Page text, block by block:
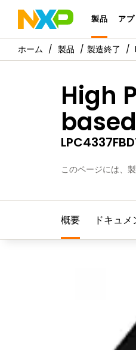
製品 ア
製品 製造終了
High
このページには、
概要 ドキュメ